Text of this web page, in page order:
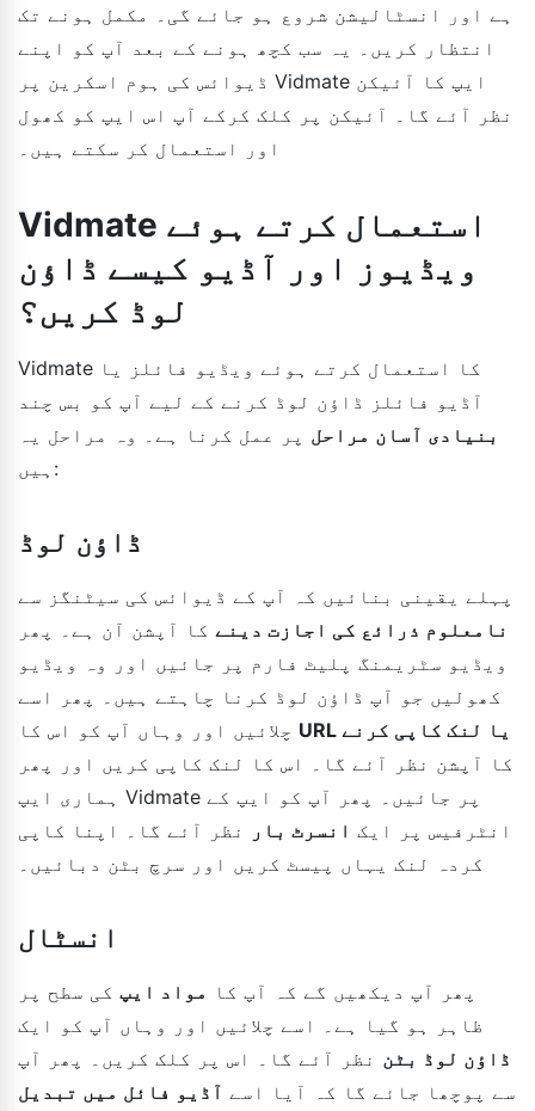
ہے اور انسٹالیشن شروع ہو جائے گی۔ مکمل ہونے تک
انتظار کریں۔ یہ سب کچھ ہونے کے بعد آپ کو اپنے
ڈیوائس کی ہوم اسکرین پر Vidmate ایپ کا آئیکن
نظر آئے گا۔ آئیکن پر کلک کرکے آپ اس ایپ کو کھول
اور استعمال کر سکتے ہیں۔
Vidmate استعمال کرتے ہوئے
ویڈیوز اور آڈیو کیسے ڈاؤن
لوڈ کریں؟
Vidmate کا استعمال کرتے ہوئے ویڈیو فائلز یا
آڈیو فائلز ڈاؤن لوڈ کرنے کے لیے آپ کو بس چند
بنیادی آسان مراحل پر عمل کرنا ہے۔ وہ مراحل یہ
ہیں:
ڈاؤن لوڈ
پہلے یقینی بنائیں کہ آپ کے ڈیوائس کی سیٹنگز سے
نامعلوم ذرائع کی اجازت دینے کا آپشن آن ہے۔ پھر
ویڈیو سٹریمنگ پلیٹ فارم پر جائیں اور وہ ویڈیو
کھولیں جو آپ ڈاؤن لوڈ کرنا چاہتے ہیں۔ پھر اسے
URL یا لنک کاپی کرنے
کا آپشن نظر آئے گا۔ اس کا لنک کاپی کریں اور پھر
ہماری ایپ Vidmate پر جائیں۔ پھر آپ کو ایپ کے
انٹرفیس پر ایک انسرٹ بار
نظر آئے گا۔ اپنا کاپی
کردہ لنک یہاں پیسٹ کریں اور سرچ بٹن دبائیں۔
انسٹال
پھر آپ دیکھیں گے کہ آپ کا مواد ایپ کی سطح پر
ظاہر ہو گیا ہے۔ اسے چلائیں اور وہاں آپ کو ایک
ڈاؤن لوڈ بٹن نظر آئے گا۔ اس پر کلک کریں۔ پھر آپ
سے پوچھا جائے گا کہ آیا اسے آڈیو فائل میں تبدیل